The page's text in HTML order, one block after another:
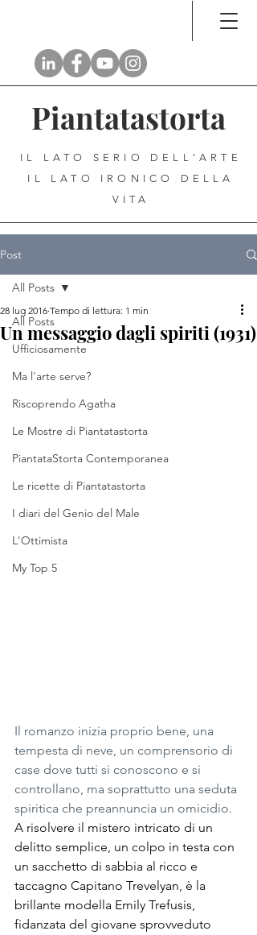
Piantatastorta
IL LATO SERIO DELL'ARTE
IL LATO IRONICO DELLA
VITA
Post
All Posts
Ufficiosamente
Ma l'arte serve?
Riscoprendo Agatha
Le Mostre di Piantatastorta
PiantataStorta Contemporanea
Le ricette di Piantatastorta
I diari del Genio del Male
L'Ottimista
My Top 5
All Posts
Un messaggio dagli spiriti (1931)
28 lug 2016 Tempo di lettura: 1 min
Il romanzo inizia proprio bene, una
tempesta di neve, un comprensorio di
case dove tutti si conoscono e si
controllano, ma soprattutto una seduta
spiritica che preannuncia un omicidio.
A risolvere il mistero intricato di un
delitto semplice, un colpo in testa con
un sacchetto di sabbia al ricco e
taccagno Capitano Trevelyan, è la
brillante modella Emily Trefusis,
fidanzata del giovane sprovveduto